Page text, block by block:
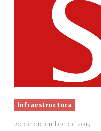
Infraestructura
20 de diciembre de 2015